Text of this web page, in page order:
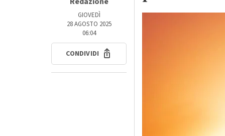
GIOVEDÌ
28 AGOSTO 2025
06:04
CONDIVIDI